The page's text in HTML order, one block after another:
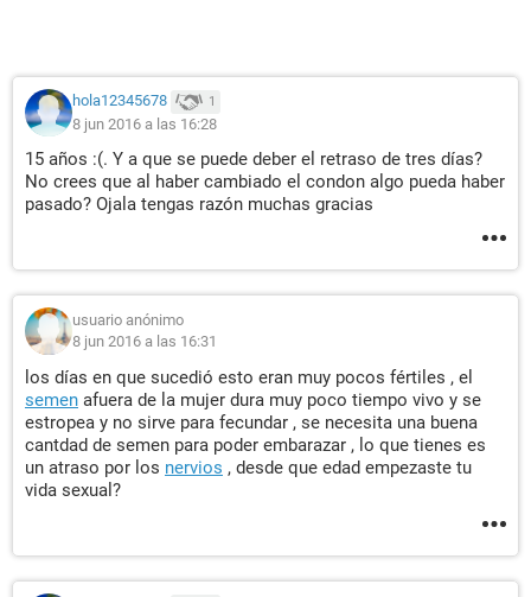
hola12345678 1
8 jun 2016 a las 16:28
15 años :(. Y a que se puede deber el retraso de tres días?
No crees que al haber cambiado el condon algo pueda haber
pasado? Ojala tengas razón muchas gracias
usuario anónimo
8 jun 2016 a las 16:31
los días en que sucedió esto eran muy pocos fértiles , el
semen afuera de la mujer dura muy poco tiempo vivo y se
estropea y no sirve para fecundar , se necesita una buena
cantdad de semen para poder embarazar , lo que tienes es
un atraso por los nervios , desde que edad empezaste tu
vida sexual?